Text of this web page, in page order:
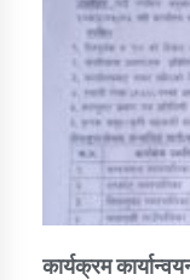
कार्यक्रम